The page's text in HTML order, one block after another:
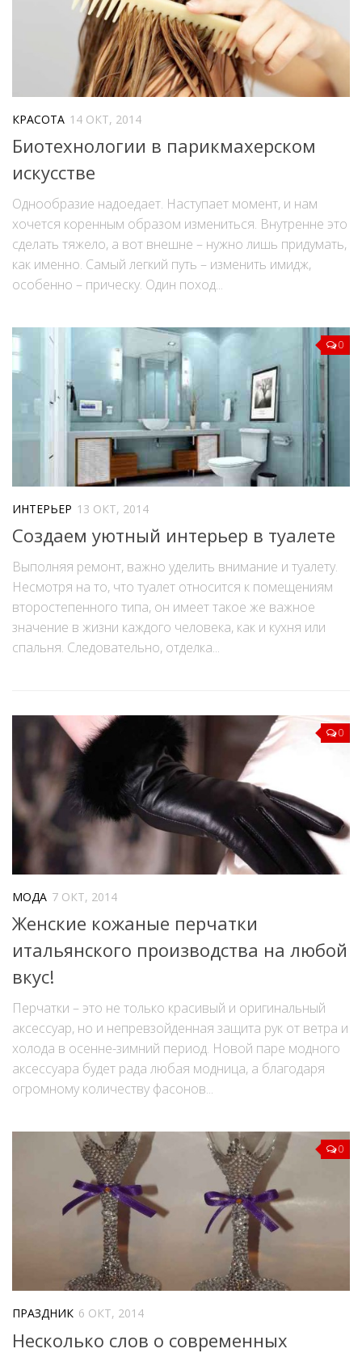
КРАСОТА 14 ОКТ, 2014
Биотехнологии в парикмахерском
искусстве
Однообразие надоедает. Наступает момент, и нам
хочется коренным образом измениться. Внутренне это
сделать тяжело, а вот внешне – нужно лишь придумать,
как именно. Самый легкий путь – изменить имидж,
особенно – прическу. Один поход...
0
ИНТЕРЬЕР 13 ОКТ, 2014
Создаем уютный интерьер в туалете
Выполняя ремонт, важно уделить внимание и туалету.
Несмотря на то, что туалет относится к помещениям
второстепенного типа, он имеет такое же важное
значение в жизни каждого человека, как и кухня или
спальня. Следовательно, отделка...
0
МОДА 7 ОКТ, 2014
Женские кожаные перчатки
итальянского производства на любой
вкус!
Перчатки – это не только красивый и оригинальный
аксессуар, но и непревзойденная защита рук от ветра и
холода в осенне-зимний период. Новой паре модного
аксессуара будет рада любая модница, а благодаря
огромному количеству фасонов...
0
ПРАЗДНИК 6 ОКТ, 2014
Несколько слов о современных